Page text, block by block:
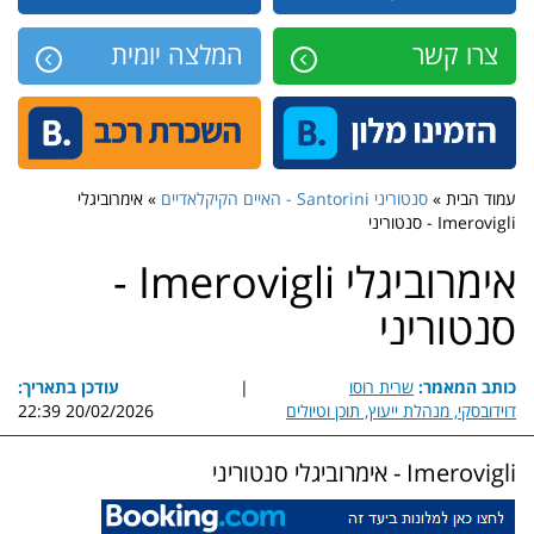
צרו קשר המלצה יומית
עמוד הבית » סנטוריני Santorini - האיים הקיקלאדיים
» אימרוביגלי
Imerovigli - סנטוריני
אימרוביגלי Imerovigli -
סנטוריני
כותב המאמר: שרית רוסו
דוידובסקי, מנהלת ייעוץ, תוכן וטיולים
|
עודכן בתאריך:
20/02/2026 22:39
Imerovigli - אימרוביגלי סנטוריני